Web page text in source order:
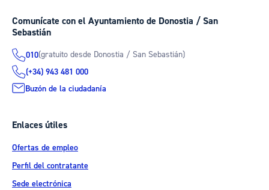
Comunícate con el Ayuntamiento de Donostia / San
Sebastián
010(gratuito desde Donostia / San Sebastián)
(+34) 943 481 000
Buzón de la ciudadanía
Enlaces útiles
Ofertas de empleo
Perfil del contratante
Sede electrónica